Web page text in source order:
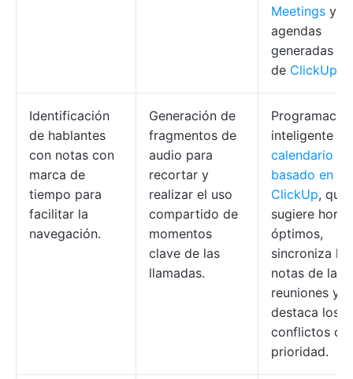
Meetings y
agendas
generadas
de ClickUp
Identificación
de hablantes
con notas con
marca de
tiempo para
facilitar la
navegación.
Generación de
fragmentos de
audio para
recortar y
realizar el uso
compartido de
momentos
clave de las
llamadas.
inteligente
calendario
basado en IA
ClickUp, que
sugiere
óptimos,
sincroniza las
notas de las
reuniones y
destaca los
conflictos de
prioridad.